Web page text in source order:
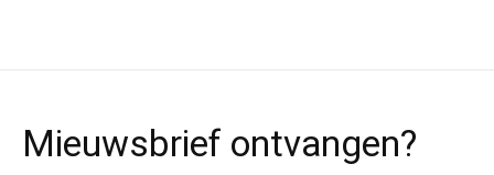
Mieuwsbrief ontvangen?